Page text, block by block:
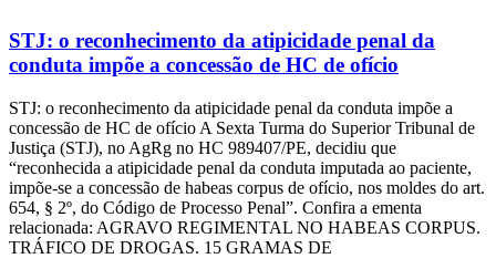
STJ: o reconhecimento da atipicidade penal da
conduta impõe a concessão de HC de ofício
STJ: o reconhecimento da atipicidade penal da conduta impõe a
concessão de HC de ofício A Sexta Turma do Superior Tribunal de
Justiça (STJ), no AgRg no HC 989407/PE, decidiu que
“reconhecida a atipicidade penal da conduta imputada ao paciente,
impõe-se a concessão de habeas corpus de ofício, nos moldes do art.
654, § 2º, do Código de Processo Penal”. Confira a ementa
relacionada: AGRAVO REGIMENTAL NO HABEAS CORPUS.
TRÁFICO DE DROGAS. 15 GRAMAS DE